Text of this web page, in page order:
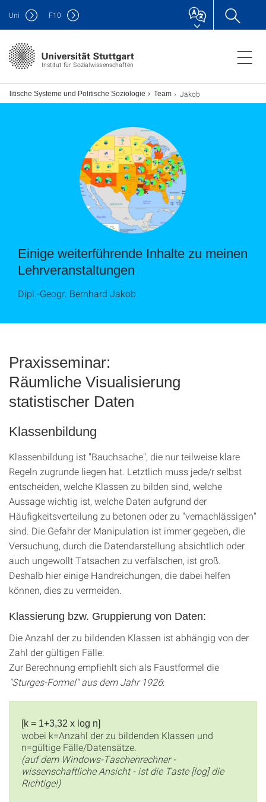
Institut für Sozialwissenschaften
Uni F10
Politische Systeme und Politische Soziologie Team Jakob
Einige weiterführende Inhalte zu meinen
Lehrveranstaltungen
Dipl.-Geogr. Bernhard Jakob
Praxisseminar:
Räumliche Visualisierung
statistischer Daten
Klassenbildung
Klassenbildung ist "Bauchsache", die nur teilweise klare
Regeln zugrunde liegen hat. Letztlich muss jede/r selbst
entscheiden, welche Klassen zu bilden sind, welche
Aussage wichtig ist, welche Daten aufgrund der
Häufigkeitsverteilung zu betonen oder zu "vernachlässigen"
sind. Die Gefahr der Manipulation ist immer gegeben, die
Versuchung, durch die Datendarstellung absichtlich oder
auch ungewollt Tatsachen zu verfälschen, ist groß.
Deshalb hier einige Handreichungen, die dabei helfen
können, dies zu vermeiden.
Klassierung bzw. Gruppierung von Daten:
Die Anzahl der zu bildenden Klassen ist abhängig von der
Zahl der gültigen Fälle.
Zur Berechnung empfiehlt sich als Faustformel die
"Sturges-Formel" aus dem Jahr 1926:
[k = 1+3,32 x log n]
wobei k=Anzahl der zu bildenden Klassen und
n=gültige Fälle/Datensätze.
(auf dem Windows-Taschenrechner -
wissenschaftliche Ansicht - ist die Taste [log] die
Richtige!)